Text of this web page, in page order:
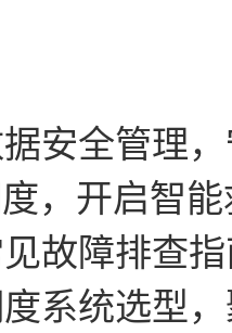
安全管理
，开启智
故障排查
系统选型